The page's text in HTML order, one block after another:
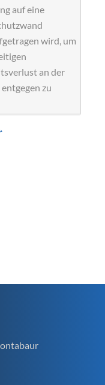
auf eine
wird, um
an der
zu